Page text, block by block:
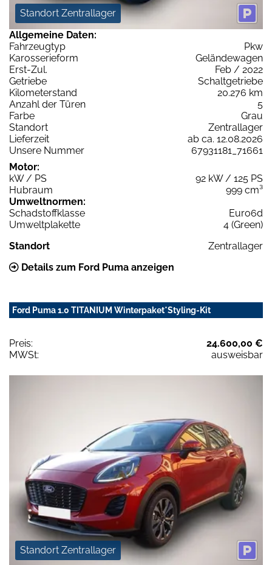
Standort Zentrallager
Allgemeine Daten:
Fahrzeugtyp
Pkw
Karosserieform
Geländewagen
Erst-Zul.
Feb / 2022
Getriebe
Schaltgetriebe
Kilometerstand
20.276 km
Anzahl der Türen
5
Farbe
Grau
Standort
Zentrallager
Lieferzeit
ab ca. 12.08.2026
Unsere Nummer
67931181_71661
Motor:
kW / PS
92 kW / 125 PS
Hubraum
999 cm³
Umweltnormen:
Schadstoffklasse
Euro6d
Umweltplakette
4 (Green)
Standort
Zentrallager
Details zum Ford Puma anzeigen
Ford Puma 1.0 TITANIUM Winterpaket*Styling-Kit
Preis:
24.600,00 €
MWSt:
ausweisbar
Standort Zentrallager